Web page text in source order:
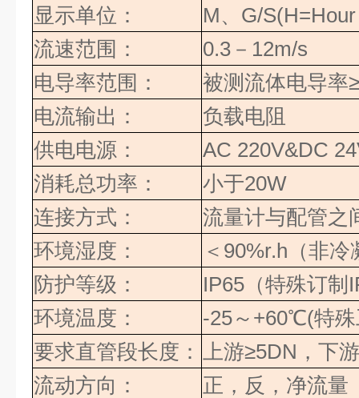
显示单位：
M、 G/
流速范围：
0.3 － 12m/s
电导率范围：
被测流体电导率≥
电流输出：
负载电阻
供电电源：
AC 220V&DC
消耗总功率：
小于20W
连接方式：
流量计与配管之
环境湿度：
＜ 90%r.h （非冷
防护等级：
IP65 （特殊订制
环境温度：
-25～ +60℃(特殊
要求直管段长度： 上游≥5DN ，下游
流动方向：
正，反，净流量